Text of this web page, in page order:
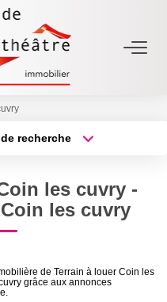
recherche
Surface min
les cuvry -
les cuvry
de Terrain à louer Coin les
grâce aux annonces